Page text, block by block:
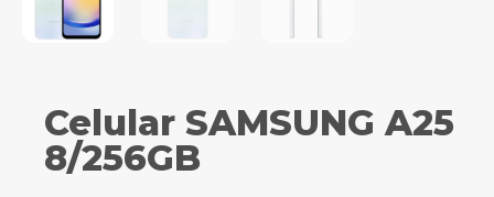
Celular SAMSUNG A25
8/256GB